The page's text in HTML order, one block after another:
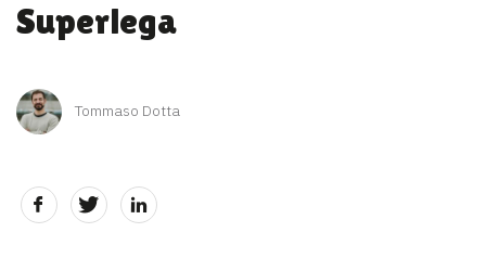
Superlega
Tommaso Dotta